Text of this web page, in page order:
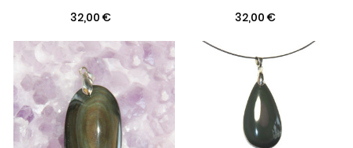
32,00 € 32,00 €